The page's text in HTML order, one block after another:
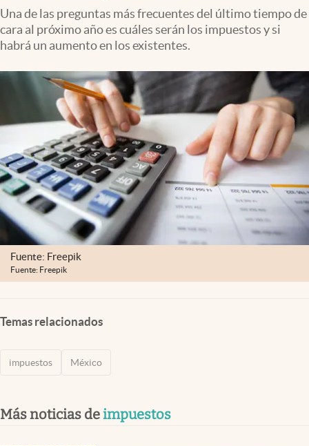
Vida y estilo
Espiritualidad
abre en nueva pestaña
México
Una de las preguntas más frecuentes del último tiempo de
cara al próximo año es cuáles serán los impuestos y si
habrá un aumento en los existentes.
Fuente: Freepik
Fuente: Freepik
Temas relacionados
impuestos México
Más noticias deimpuestos